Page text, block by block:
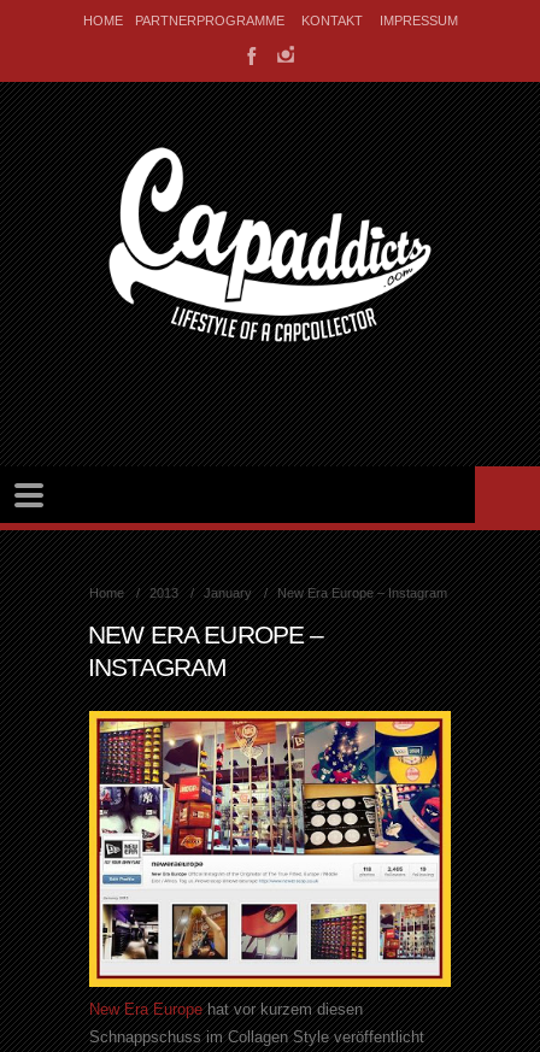
HOME PARTNERPROGRAMME KONTAKT IMPRESSUM
Home 2013 January New Era Europe – Instagram
NEW ERA EUROPE –
INSTAGRAM
New Era Europehat vor kurzem diesen
Schnappschuss im Collagen Style veröffentlicht